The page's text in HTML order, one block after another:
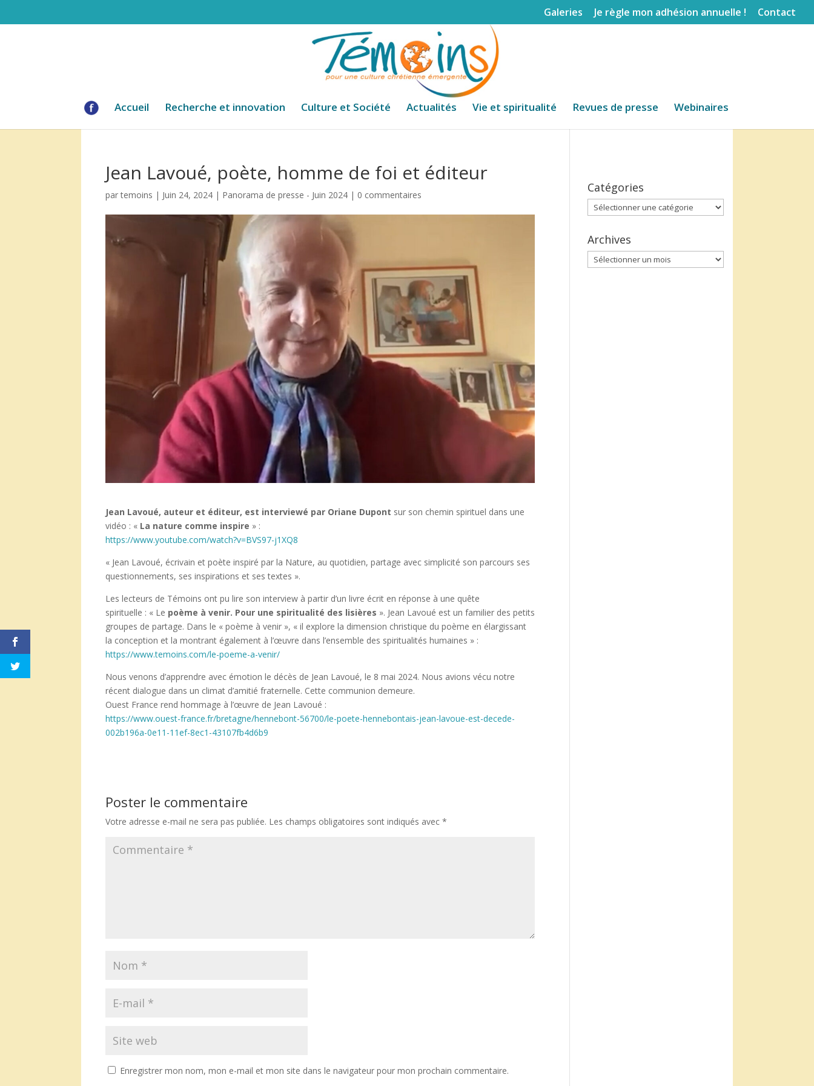
Galeries Je règle mon adhésion annuelle ! Contact
Accueil Recherche et innovation Culture et Société Actualités Vie et spiritualité Revues de presse Webinaires
Jean Lavoué, poète, homme de foi et éditeur
partemoins | Juin 24, 2024 | Panorama de presse - Juin 2024 | 0 commentaires
Jean Lavoué, auteur et éditeur, est interviewé par Oriane Dupont sur son chemin spirituel dans une
vidéo : « La nature comme inspire » :
https://www.youtube.com/watch?v=BVS97-j1XQ8
« Jean Lavoué, écrivain et poète inspiré par la Nature, au quotidien, partage avec simplicité son parcours ses
questionnements, ses inspirations et ses textes ».
Les lecteurs de Témoins ont pu lire son interview à partir d’un livre écrit en réponse à une quête
spirituelle : « Le poème à venir. Pour une spiritualité des lisières ». Jean Lavoué est un familier des petits
groupes de partage. Dans le « poème à venir », « il explore la dimension christique du poème en élargissant
la conception et la montrant également à l’œuvre dans l’ensemble des spiritualités humaines » :
https://www.temoins.com/le-poeme-a-venir/
Nous venons d’apprendre avec émotion le décès de Jean Lavoué, le 8 mai 2024. Nous avions vécu notre
récent dialogue dans un climat d’amitié fraternelle. Cette communion demeure.
Ouest France rend hommage à l’œuvre de Jean Lavoué :
https://www.ouest-france.fr/bretagne/hennebont-56700/le-poete-hennebontais-jean-lavoue-est-decede-
002b196a-0e11-11ef-8ec1-43107fb4d6b9
Poster le commentaire
Votre adresse e-mail ne sera pas publiée. Les champs obligatoires sont indiqués avec*
Enregistrer mon nom, mon e-mail et mon site dans le navigateur pour mon prochain commentaire.
Catégories
Catégories
Archives
Archives